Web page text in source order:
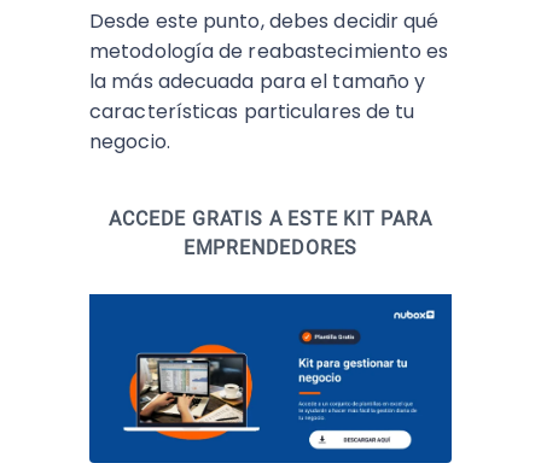
Desde este punto, debes decidir qué
metodología de reabastecimiento es
la más adecuada para el tamaño y
características particulares de tu
negocio.
ACCEDE GRATIS A ESTE KIT PARA
EMPRENDEDORES